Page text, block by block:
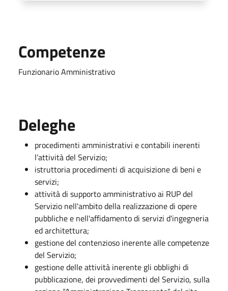
Competenze
Funzionario Amministrativo
Deleghe
procedimenti amministrativi e contabili inerenti
l’attività del Servizio;
istruttoria procedimenti di acquisizione di beni e
servizi;
attività di supporto amministrativo ai RUP del
Servizio nell'ambito della realizzazione di opere
pubbliche e nell'affidamento di servizi d'ingegneria
ed architettura;
gestione del contenzioso inerente alle competenze
del Servizio;
gestione delle attività inerente gli obblighi di
pubblicazione, dei provvedimenti del Servizio, sulla